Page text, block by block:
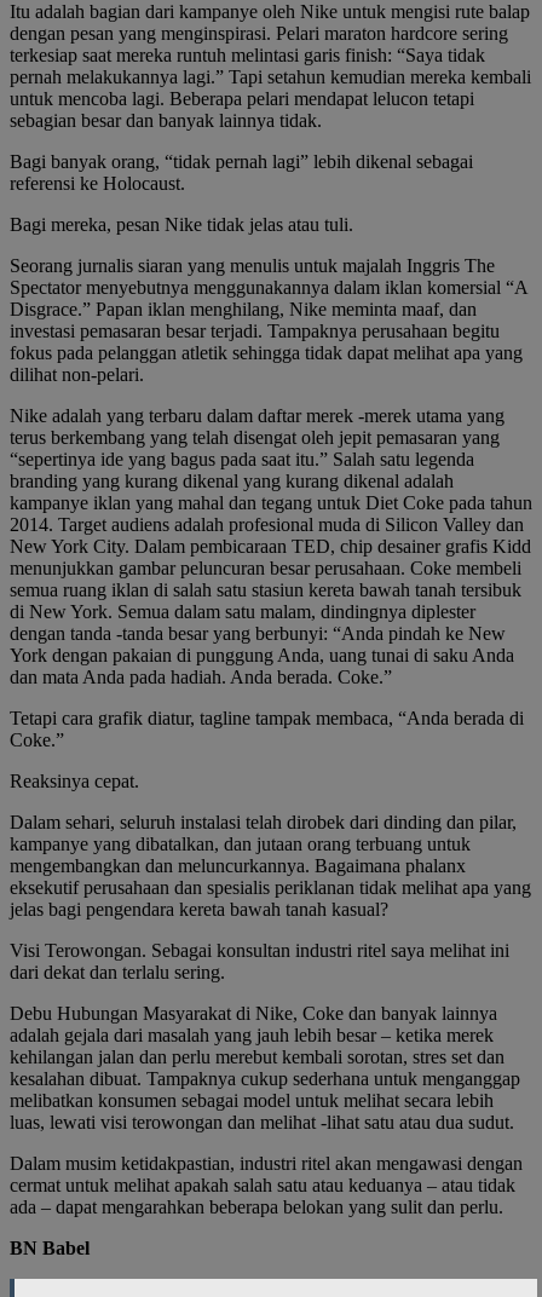
Itu adalah bagian dari kampanye oleh Nike untuk mengisi rute balap
dengan pesan yang menginspirasi. Pelari maraton hardcore sering
terkesiap saat mereka runtuh melintasi garis finish: “Saya tidak
pernah melakukannya lagi.” Tapi setahun kemudian mereka kembali
untuk mencoba lagi. Beberapa pelari mendapat lelucon tetapi
sebagian besar dan banyak lainnya tidak.
Bagi banyak orang, “tidak pernah lagi” lebih dikenal sebagai
referensi ke Holocaust.
Bagi mereka, pesan Nike tidak jelas atau tuli.
Seorang jurnalis siaran yang menulis untuk majalah Inggris The
Spectator menyebutnya menggunakannya dalam iklan komersial “A
Disgrace.” Papan iklan menghilang, Nike meminta maaf, dan
investasi pemasaran besar terjadi. Tampaknya perusahaan begitu
fokus pada pelanggan atletik sehingga tidak dapat melihat apa yang
dilihat non-pelari.
Nike adalah yang terbaru dalam daftar merek -merek utama yang
terus berkembang yang telah disengat oleh jepit pemasaran yang
“sepertinya ide yang bagus pada saat itu.” Salah satu legenda
branding yang kurang dikenal yang kurang dikenal adalah
kampanye iklan yang mahal dan tegang untuk Diet Coke pada tahun
2014. Target audiens adalah profesional muda di Silicon Valley dan
New York City. Dalam pembicaraan TED, chip desainer grafis Kidd
menunjukkan gambar peluncuran besar perusahaan. Coke membeli
semua ruang iklan di salah satu stasiun kereta bawah tanah tersibuk
di New York. Semua dalam satu malam, dindingnya diplester
dengan tanda -tanda besar yang berbunyi: “Anda pindah ke New
York dengan pakaian di punggung Anda, uang tunai di saku Anda
dan mata Anda pada hadiah. Anda berada. Coke.”
Tetapi cara grafik diatur, tagline tampak membaca, “Anda berada di
Coke.”
Reaksinya cepat.
Dalam sehari, seluruh instalasi telah dirobek dari dinding dan pilar,
kampanye yang dibatalkan, dan jutaan orang terbuang untuk
mengembangkan dan meluncurkannya. Bagaimana phalanx
eksekutif perusahaan dan spesialis periklanan tidak melihat apa yang
jelas bagi pengendara kereta bawah tanah kasual?
Visi Terowongan. Sebagai konsultan industri ritel saya melihat ini
dari dekat dan terlalu sering.
Debu Hubungan Masyarakat di Nike, Coke dan banyak lainnya
adalah gejala dari masalah yang jauh lebih besar – ketika merek
kehilangan jalan dan perlu merebut kembali sorotan, stres set dan
kesalahan dibuat. Tampaknya cukup sederhana untuk menganggap
melibatkan konsumen sebagai model untuk melihat secara lebih
luas, lewati visi terowongan dan melihat -lihat satu atau dua sudut.
Dalam musim ketidakpastian, industri ritel akan mengawasi dengan
cermat untuk melihat apakah salah satu atau keduanya – atau tidak
ada – dapat mengarahkan beberapa belokan yang sulit dan perlu.
BN Babel